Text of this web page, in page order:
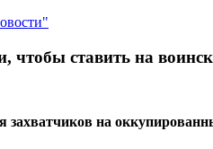
чтобы ставить на
на